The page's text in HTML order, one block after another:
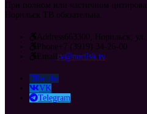
При полном или частичном
Норильск ТВ обязательна.
Address663300, Норильск,
Phone +7 (3919) 34-26-00
Email tv@norilsk.tv
Rutube
VK
Telegram